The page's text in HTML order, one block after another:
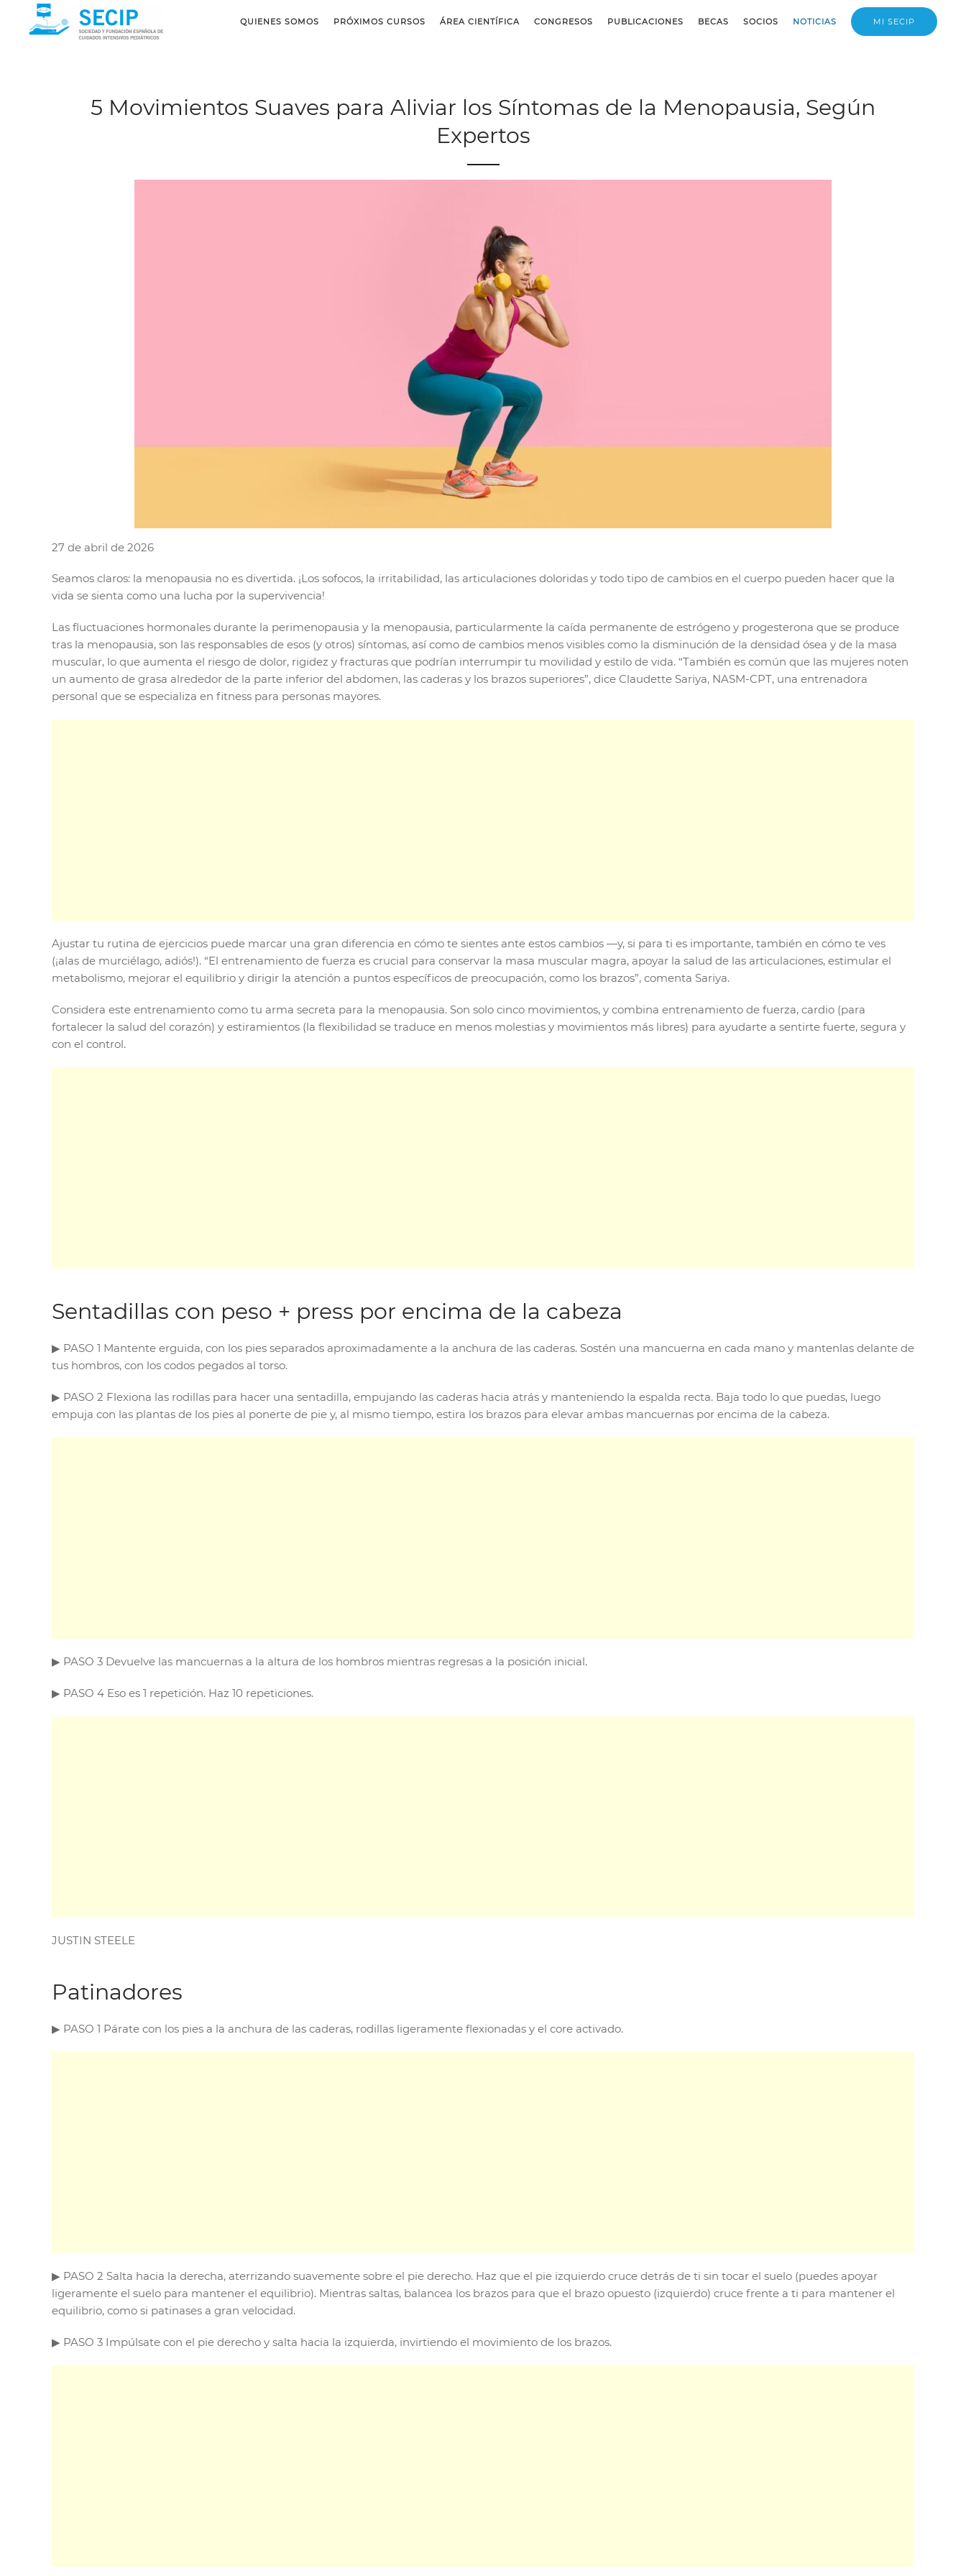
QUIENES SOMOS PRÓXIMOS CURSOS ÁREA CIENTÍFICA CONGRESOS PUBLICACIONES BECAS SOCIOS NOTICIAS MI SECIP
5 Movimientos Suaves para Aliviar los Síntomas de la Menopausia, Según
Expertos
27 de abril de 2026
Seamos claros: la menopausia no es divertida. ¡Los sofocos, la irritabilidad, las articulaciones doloridas y todo tipo de cambios en el cuerpo pueden hacer que la
vida se sienta como una lucha por la supervivencia!
Las fluctuaciones hormonales durante la perimenopausia y la menopausia, particularmente la caída permanente de estrógeno y progesterona que se produce
tras la menopausia, son las responsables de esos (y otros) síntomas, así como de cambios menos visibles como la disminución de la densidad ósea y de la masa
muscular, lo que aumenta el riesgo de dolor, rigidez y fracturas que podrían interrumpir tu movilidad y estilo de vida. “También es común que las mujeres noten
un aumento de grasa alrededor de la parte inferior del abdomen, las caderas y los brazos superiores”, dice Claudette Sariya, NASM-CPT, una entrenadora
personal que se especializa en fitness para personas mayores.
Ajustar tu rutina de ejercicios puede marcar una gran diferencia en cómo te sientes ante estos cambios —y, si para ti es importante, también en cómo te ves
(¡alas de murciélago, adiós!). “El entrenamiento de fuerza es crucial para conservar la masa muscular magra, apoyar la salud de las articulaciones, estimular el
metabolismo, mejorar el equilibrio y dirigir la atención a puntos específicos de preocupación, como los brazos”, comenta Sariya.
Considera este entrenamiento como tu arma secreta para la menopausia. Son solo cinco movimientos, y combina entrenamiento de fuerza, cardio (para
fortalecer la salud del corazón) y estiramientos (la flexibilidad se traduce en menos molestias y movimientos más libres) para ayudarte a sentirte fuerte, segura y
con el control.
Sentadillas con peso + press por encima de la cabeza
▶︎ PASO 1 Mantente erguida, con los pies separados aproximadamente a la anchura de las caderas. Sostén una mancuerna en cada mano y mantenlas delante de
tus hombros, con los codos pegados al torso.
▶︎ PASO 2 Flexiona las rodillas para hacer una sentadilla, empujando las caderas hacia atrás y manteniendo la espalda recta. Baja todo lo que puedas, luego
empuja con las plantas de los pies al ponerte de pie y, al mismo tiempo, estira los brazos para elevar ambas mancuernas por encima de la cabeza.
▶︎ PASO 3 Devuelve las mancuernas a la altura de los hombros mientras regresas a la posición inicial.
▶︎ PASO 4 Eso es 1 repetición. Haz 10 repeticiones.
JUSTIN STEELE
Patinadores
▶︎ PASO 1 Párate con los pies a la anchura de las caderas, rodillas ligeramente flexionadas y el core activado.
▶︎ PASO 2 Salta hacia la derecha, aterrizando suavemente sobre el pie derecho. Haz que el pie izquierdo cruce detrás de ti sin tocar el suelo (puedes apoyar
ligeramente el suelo para mantener el equilibrio). Mientras saltas, balancea los brazos para que el brazo opuesto (izquierdo) cruce frente a ti para mantener el
equilibrio, como si patinases a gran velocidad.
▶︎ PASO 3 Impúlsate con el pie derecho y salta hacia la izquierda, invirtiendo el movimiento de los brazos.